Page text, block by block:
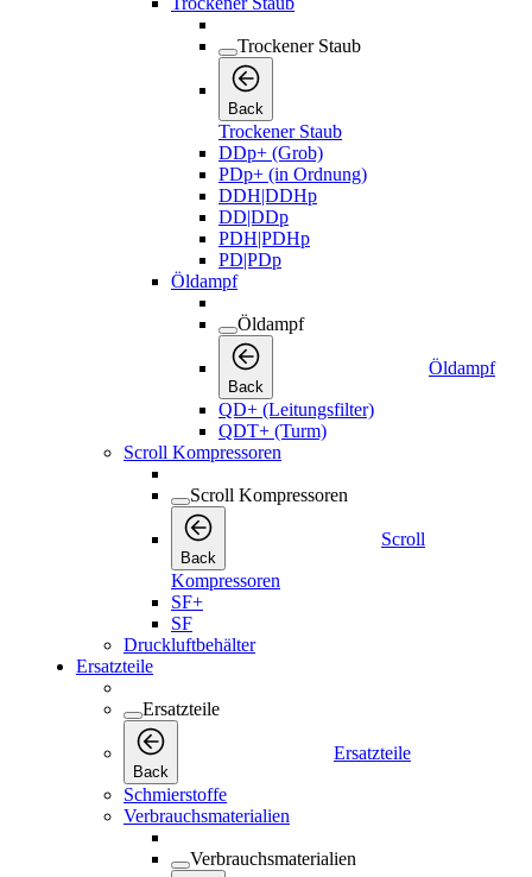
Trockener Staub
Back
Trockener Staub
DDp+ (Grob)
PDp+ (in Ordnung)
DDH|DDHp
DD|DDp
PDH|PDHp
PD|PDp
Öldampf
Öldampf
Back
Öldampf
QD+ (Leitungsfilter)
QDT+ (Turm)
Scroll Kompressoren
Scroll Kompressoren
Back
Scroll
Kompressoren
SF+
SF
Druckluftbehälter
Ersatzteile
Ersatzteile
Back
Ersatzteile
Schmierstoffe
Verbrauchsmaterialien
Verbrauchsmaterialien